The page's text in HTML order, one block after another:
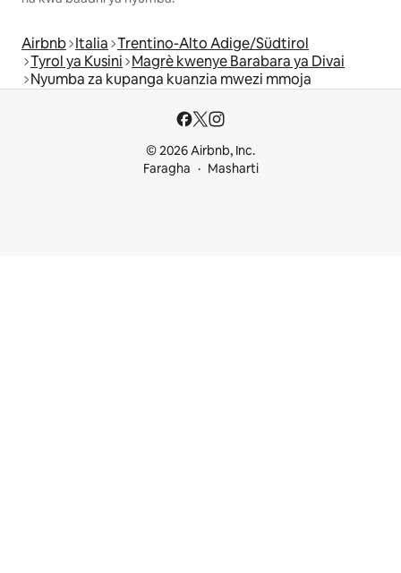
Airbnb Italia Trentino-Alto Adige/Südtirol
Tyrol ya Kusini Magrè kwenye Barabara ya Divai
Nyumba za kupanga kuanzia mwezi mmoja
© 2026 Airbnb, Inc.
Faragha
Masharti